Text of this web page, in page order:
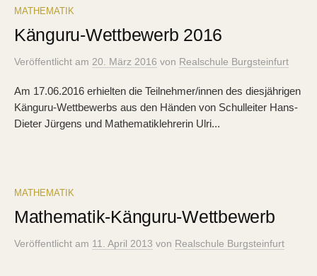
MATHEMATIK
Känguru-Wettbewerb 2016
Veröffentlicht am 20. März 2016 von Realschule Burgsteinfurt
Am 17.06.2016 erhielten die Teilnehmer/innen des diesjährigen
Känguru-Wettbewerbs aus den Händen von Schulleiter Hans-
Dieter Jürgens und Mathematiklehrerin Ulri...
MATHEMATIK
Mathematik-Känguru-Wettbewerb
Veröffentlicht am 11. April 2013 von Realschule Burgsteinfurt